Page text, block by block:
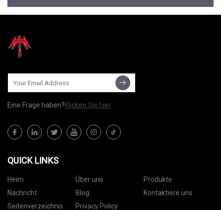
Eine Frage haben?Klicken Sie hier
QUICK LINKS
Heim Über uns
Produkte
Nachricht
Blog
Kontaktiere uns
Seitenverzeichnis
Privacy Policy